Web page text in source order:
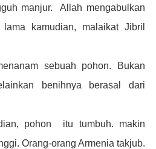
manjur. Allah mengabulkan
kamudian, malaikat Jibril
sebuah pohon. Bukan
benihnya berasal dari
pohon itu tumbuh. makin
Orang-orang Armenia takjub.